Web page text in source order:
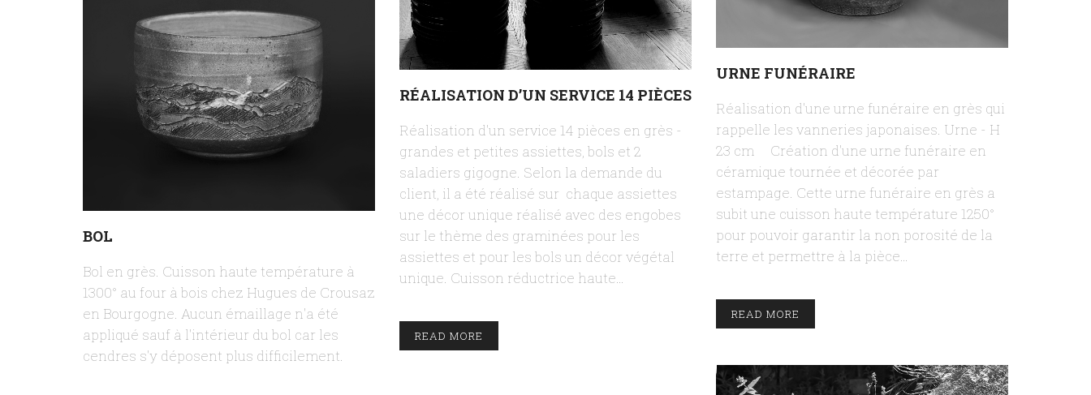
URNE FUNÉRAIRE
Réalisation d'une urne funéraire en grès qui
rappelle les vanneries japonaises. Urne - H
23 cm Création d'une urne funéraire en
céramique tournée et décorée par
estampage. Cette urne funéraire en grès a
subit une cuisson haute température 1250°
pour pouvoir garantir la non porosité de la
terre et permettre à la pièce…
READ MORE
RÉALISATION D’UN SERVICE 14 PIÈCES
Réalisation d'un service 14 pièces en grès -
grandes et petites assiettes, bols et 2
saladiers gigogne. Selon la demande du
client, il a été réalisé sur chaque assiettes
une décor unique réalisé avec des engobes
sur le thème des graminées pour les
assiettes et pour les bols un décor végétal
unique. Cuisson réductrice haute…
READ MORE
BOL
Bol en grès. Cuisson haute température à
1300° au four à bois chez Hugues de Crousaz
en Bourgogne. Aucun émaillage n'a été
appliqué sauf à l'intérieur du bol car les
cendres s'y déposent plus difficilement.